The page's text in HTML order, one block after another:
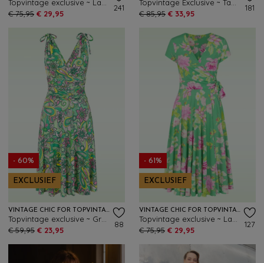
€ 75,95 € 29,95
241
€ 85,95 € 33,95
181
- 60%
EXCLUSIEF
VINTAGE CHIC FOR TOPVINTAGE
€ 59,95 € 23,95
88
- 61%
EXCLUSIEF
VINTAGE CHIC FOR TOPVINTAGE
€ 75,95 € 29,95
127